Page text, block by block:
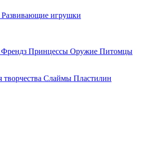
Развивающие игрушки
Френдз Принцессы Оружие Питомцы
Слаймы Пластилин